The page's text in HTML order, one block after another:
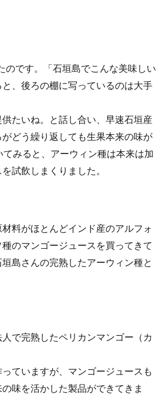
です。「石垣島でこんな美味しい
、後ろの棚に写っているのは大手
たいね。と話し合い、早速石垣産
どう繰り返しても生果本来の味が
みると、アーウィン種は本来は加
試飲しまくりました。
料がほとんどインド産のアルフォ
のマンゴージュースを買ってきて
島さんの完熟したアーウィン種と
で完熟したペリカンマンゴー（カ
ていますが、マンゴージュースも
味を活かした製品ができてきま